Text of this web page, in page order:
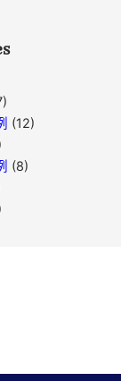
(12)
(8)